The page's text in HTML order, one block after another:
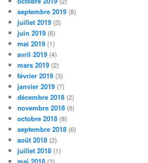
septembre 2019 (8)
juillet 2019 (3)
juin 2019 (6)
mai 2019 (1)
avril 2019 (4)
mars 2019 (2)
février 2019 (3)
janvier 2019 (7)
décembre 2018 (2)
novembre 2018 (6)
octobre 2018 (8)
septembre 2018 (6)
août 2018 (2)
juillet 2018 (1)